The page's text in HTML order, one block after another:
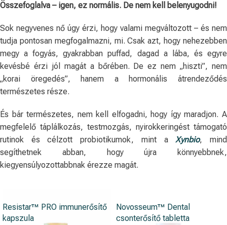
Összefoglalva – igen, ez normális. De nem kell belenyugodni!
Sok negyvenes nő úgy érzi, hogy valami megváltozott – és nem
tudja pontosan megfogalmazni, mi. Csak azt, hogy nehezebben
megy a fogyás, gyakrabban puffad, dagad a lába, és egyre
kevésbé érzi jól magát a bőrében. De ez nem „hiszti”, nem
„korai öregedés”, hanem a hormonális átrendeződés
természetes része.
És bár természetes, nem kell elfogadni, hogy így maradjon. A
megfelelő táplálkozás, testmozgás, nyirokkeringést támogató
rutinok és célzott probiotikumok, mint aXynbio, mind
segíthetnek abban, hogy újra könnyebbnek,
kiegyensúlyozottabbnak érezze magát.
Resistar™ PRO immunerősítő
kapszula
Novosseum™ Dental
csonterősítő tabletta